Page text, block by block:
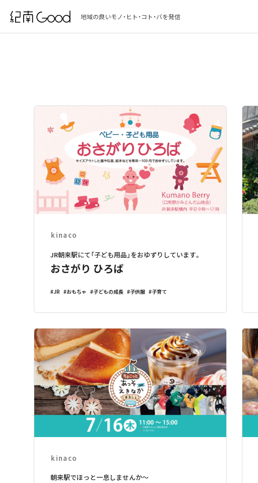
地域の良いモノ・ヒト・コト・バを発信
kinaco
JR朝来駅にて「子ども用品」をおゆずりしています。
おさがり ひろば
JR おもちゃ 子どもの成長 子供服 子育て
kinaco
朝来駅でほっと一息しませんか～